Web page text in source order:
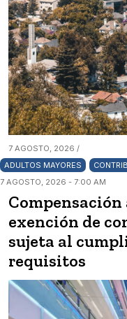
7 AGOSTO, 2026 /
ADULTOS MAYORES
7 AGOSTO, 2026 - 7:00 AM
exención de
sujeta al
requisitos